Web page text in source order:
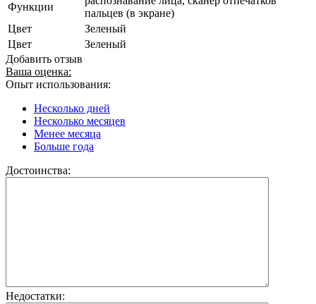
Функции
пальцев (в экране)
Цвет
Зеленый
Цвет
Зеленый
Добавить отзыв
Ваша оценка:
Опыт использования:
Несколько дней
Несколько месяцев
Менее месяца
Больше года
Достоинства:
Недостатки: